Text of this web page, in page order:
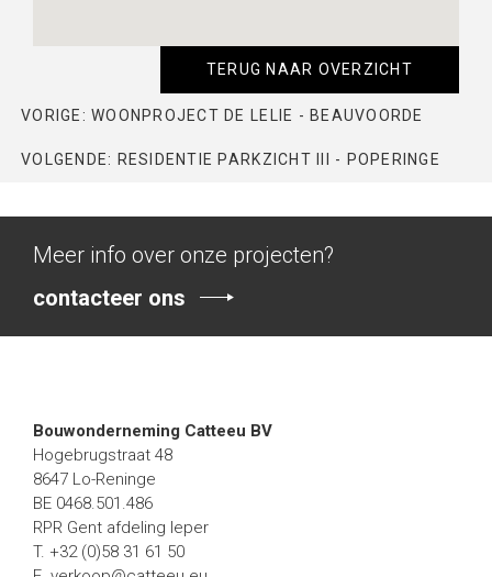
TERUG NAAR OVERZICHT
VORIGE: WOONPROJECT DE LELIE - BEAUVOORDE
VOLGENDE: RESIDENTIE PARKZICHT III - POPERINGE
Meer info over onze projecten?
contacteer ons
Bouwonderneming Catteeu BV
Hogebrugstraat 48
8647 Lo-Reninge
BE 0468.501.486
RPR Gent afdeling Ieper
T. +32 (0)58 31 61 50